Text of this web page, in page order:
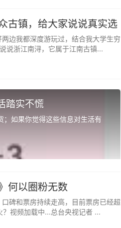
古镇，给大家说说真实选
边我都深度游玩过，结合我大学生穷
说浙江南浔，它属于江南古镇...
踏实不慌
；如果你觉得这些信息对生活有
何以圈粉无数
碑和票房持续走高，目前票房已经超
视频加载中...总台央视记者 ...